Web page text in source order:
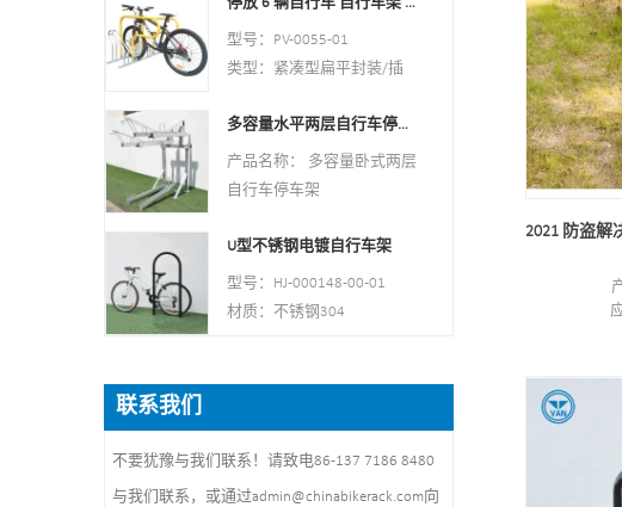
材料 : 碳钢
装载：2-10辆（根据客户需
要）
表面处理：热镀锌
型号：PV-0055-01
类型：紧凑型扁平封装/插
颜色：黑色/银色/黄色/可选
风格：户外/室内
材质：碳钢/不锈钢
尺寸：
包装尺寸：
多容量水平两层自行车停车架
产品名称： 多容量卧式两层
自行车停车架
表面处理： 粉末涂层
立柱： 80mm * 80mm 厚
度：3mm
U型不锈钢电镀自行车架
型号：HJ-000148-00-01
材质：不锈钢304
联系我们
不要犹豫与我们联系！请致电86-137 7186 8480
与我们联系，或通过admin@chinabikerack.com向
2021 防盗解